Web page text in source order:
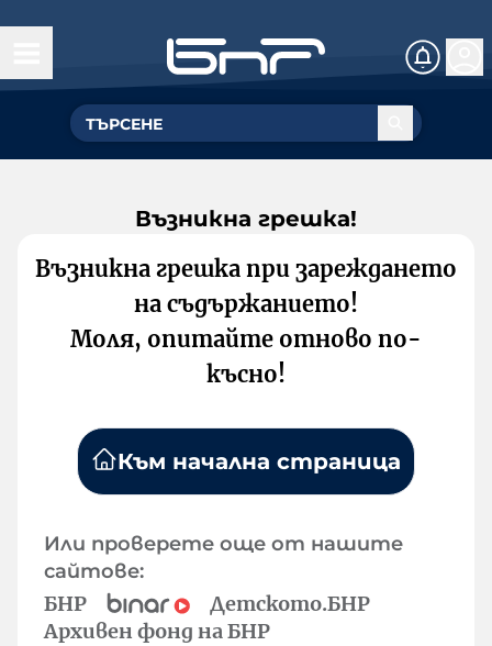
Възникна грешка!
Възникна грешка при зареждането
на съдържанието!
Моля, опитайте отново по-
късно!
Към начална страница
Или проверете още от нашите
сайтове:
БНР
Детското.БНР
Архивен фонд на БНР